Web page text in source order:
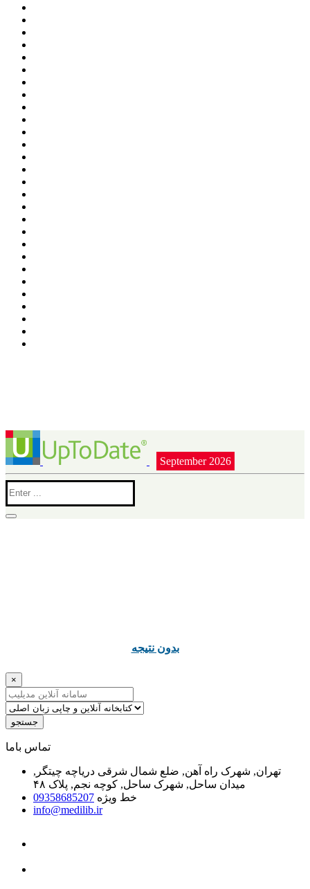
September 2026
ﺑﺪﻭﻥ ﻧﺘﯿﺠﻪ
×
جستجو
ﺗﻤﺎﺱ ﺑﺎﻣﺎ
تهران, شهرک راه آهن, ضلع شمال شرقی دریاچه چیتگر,
میدان ساحل, شهرک ساحل, کوچه نجم, پلاک ۴۸
خط ویژه 09358685207
info@medilib.ir